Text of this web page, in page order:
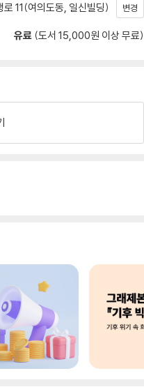
11(여의도동, 일신빌딩) 변경
유료 (도서 15,000원 이상 무료)